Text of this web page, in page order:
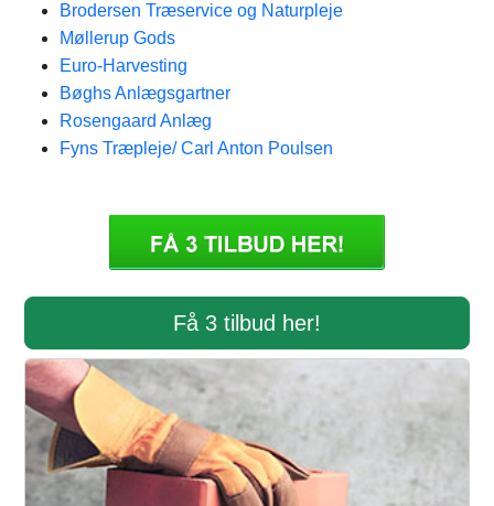
Brodersen Træservice og Naturpleje
Møllerup Gods
Euro-Harvesting
Bøghs Anlægsgartner
Rosengaard Anlæg
Fyns Træpleje/ Carl Anton Poulsen
Få 3 tilbud her!